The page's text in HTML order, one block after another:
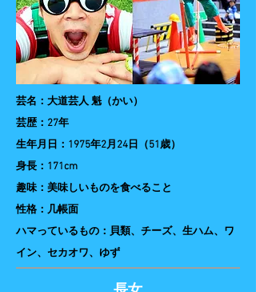
芸名：大道芸人 魁（かい）
​芸歴：27年
生年月日：1975年2月24日（51歳）
身長：171cm
趣味：美味しいものを食べること
​性格：几帳面
ハマっているもの：貝類、チーズ、生ハム、ワ
イン、セカオワ、ゆず